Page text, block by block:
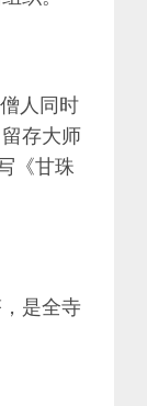
人同时
存大师
《甘珠
是全寺